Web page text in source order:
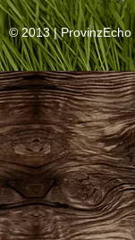
© 2013 |ProvinzEcho